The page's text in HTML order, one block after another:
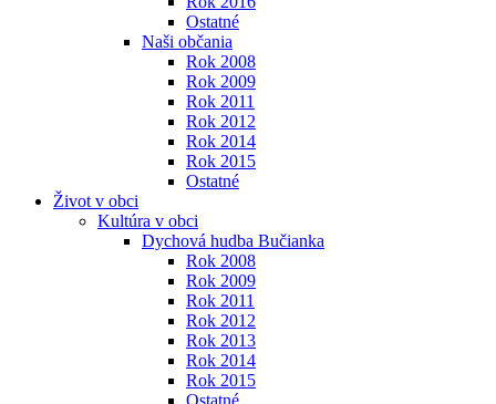
Ostatné
Naši občania
Rok 2008
Rok 2009
Rok 2011
Rok 2012
Rok 2014
Rok 2015
Ostatné
Život v obci
Kultúra v obci
Dychová hudba Bučianka
Rok 2008
Rok 2009
Rok 2011
Rok 2012
Rok 2013
Rok 2014
Rok 2015
Ostatné